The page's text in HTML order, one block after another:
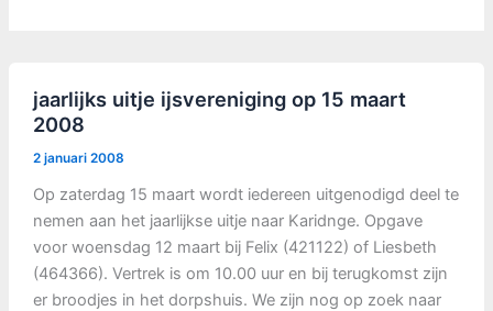
jaarlijks uitje ijsvereniging op 15 maart
2008
2 januari 2008
Op zaterdag 15 maart wordt iedereen uitgenodigd deel te
nemen aan het jaarlijkse uitje naar Karidnge. Opgave
voor woensdag 12 maart bij Felix (421122) of Liesbeth
(464366). Vertrek is om 10.00 uur en bij terugkomst zijn
er broodjes in het dorpshuis. We zijn nog op zoek naar